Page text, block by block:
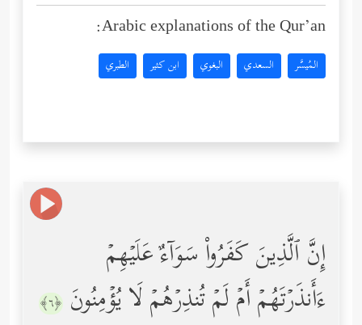
Arabic explanations of the Qur’an:
المُيسَّر السعدي البغوي ابن كثير الطبري
إِنَّ ٱلَّذِینَ كَفَرُواْ سَوَاۤءٌ عَلَیۡهِمۡ
ءَأَنذَرۡتَهُمۡ أَمۡ لَمۡ تُنذِرۡهُمۡ لَا یُؤۡمِنُونَ ﴿٦﴾